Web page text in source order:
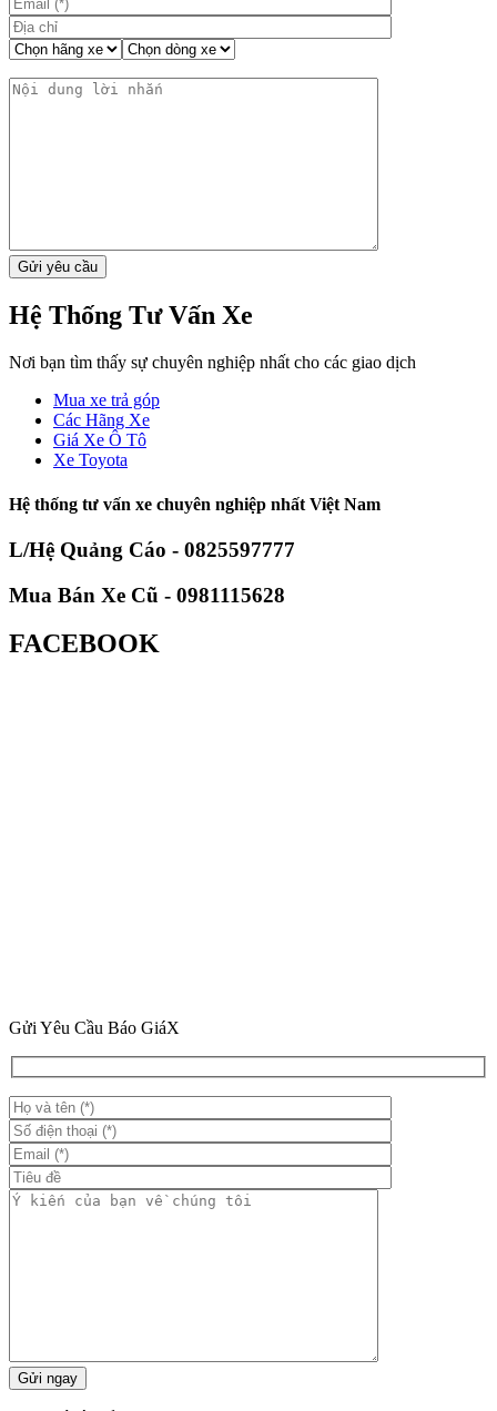
Hệ Thống Tư Vấn Xe
Nơi bạn tìm thấy sự chuyên nghiệp nhất cho các giao dịch
Mua xe trả góp
Các Hãng Xe
Giá Xe Ô Tô
Xe Toyota
Hệ thống tư vấn xe chuyên nghiệp nhất Việt Nam
L/Hệ Quảng Cáo - 0825597777
Mua Bán Xe Cũ - 0981115628
FACEBOOK
Gửi Yêu Cầu Báo GiáX